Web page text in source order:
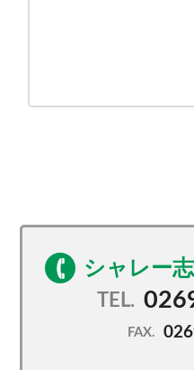
シャレー
TEL.
FAX.